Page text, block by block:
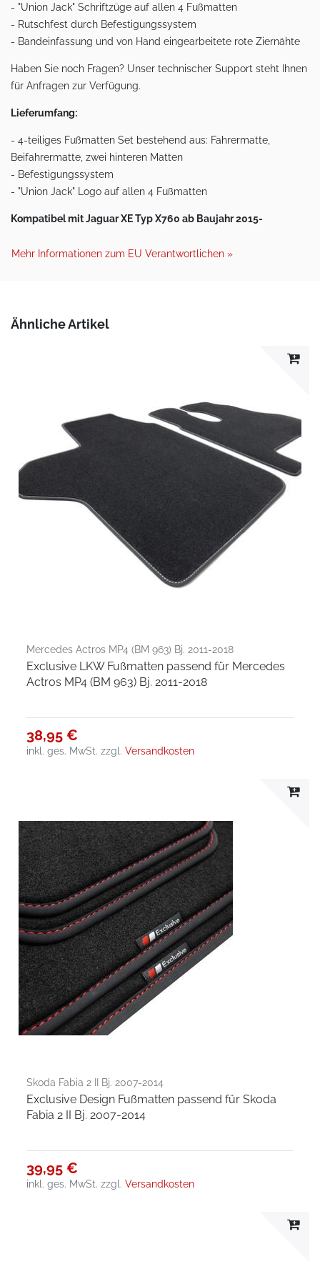
- "Union Jack" Schriftzüge auf allen 4 Fußmatten
- Rutschfest durch Befestigungssystem
- Bandeinfassung und von Hand eingearbeitete rote Ziernähte
Haben Sie noch Fragen? Unser technischer Support steht Ihnen
für Anfragen zur Verfügung.
Lieferumfang:
- 4-teiliges Fußmatten Set bestehend aus: Fahrermatte,
Beifahrermatte, zwei hinteren Matten
- Befestigungssystem
- "Union Jack" Logo auf allen 4 Fußmatten
Kompatibel mit Jaguar XE Typ X760 ab Baujahr 2015-
Mehr Informationen zum EU Verantwortlichen »
Ähnliche Artikel
Mercedes Actros MP4 (BM 963) Bj. 2011-2018
Exclusive LKW Fußmatten passend für Mercedes
Actros MP4 (BM 963) Bj. 2011-2018
38,95 €
inkl. ges. MwSt. zzgl.Versandkosten
Skoda Fabia 2 II Bj. 2007-2014
Exclusive Design Fußmatten passend für Skoda
Fabia 2 II Bj. 2007-2014
39,95 €
inkl. ges. MwSt. zzgl.Versandkosten